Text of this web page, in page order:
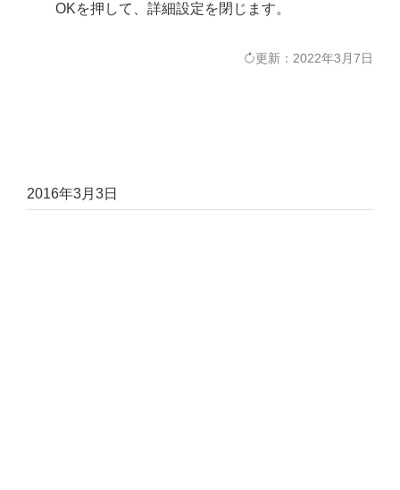
OKを押して、詳細設定を閉じます。
更新：2022年3月7日
2016年3月3日